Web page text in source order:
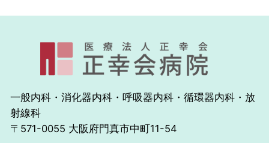
一般内科・消化器内科・呼吸器内科・循環器内科・放
射線科
〒571-0055 大阪府門真市中町11-54